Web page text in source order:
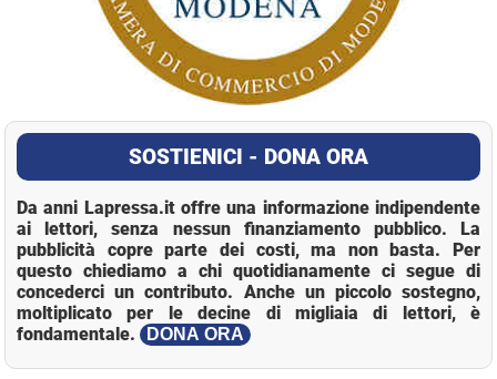
SOSTIENICI - DONA ORA
Da anni Lapressa.it offre una informazione indipendente
ai lettori, senza nessun finanziamento pubblico. La
pubblicità copre parte dei costi, ma non basta. Per
questo chiediamo a chi quotidianamente ci segue di
concederci un contributo. Anche un piccolo sostegno,
moltiplicato per le decine di migliaia di lettori, è
fondamentale.
DONA ORA